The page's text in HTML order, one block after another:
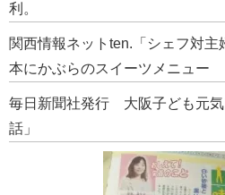
利。
関西情報ネットten.「シェフ対
本にかぶらのスイーツメニュー
毎日新聞社発行 大阪子ども元
話」